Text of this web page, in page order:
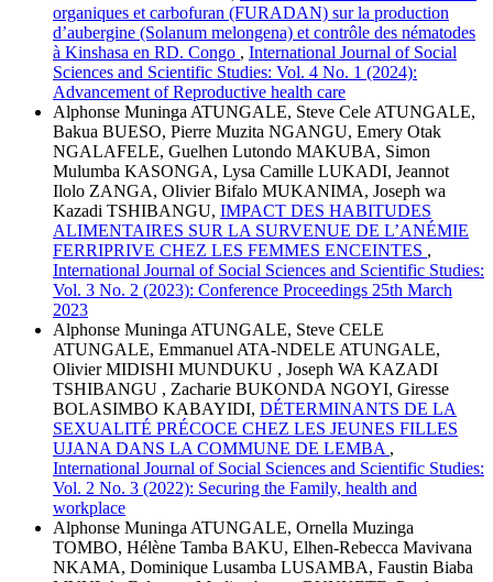
organiques et carbofuran (FURADAN) sur la production
d’aubergine (Solanum melongena) et contrôle des nématodes
à Kinshasa en RD. Congo , International Journal of Social
Sciences and Scientific Studies: Vol. 4 No. 1 (2024):
Advancement of Reproductive health care
Alphonse Muninga ATUNGALE, Steve Cele ATUNGALE,
Bakua BUESO, Pierre Muzita NGANGU, Emery Otak
NGALAFELE, Guelhen Lutondo MAKUBA, Simon
Mulumba KASONGA, Lysa Camille LUKADI, Jeannot
Ilolo ZANGA, Olivier Bifalo MUKANIMA, Joseph wa
Kazadi TSHIBANGU, IMPACT DES HABITUDES
ALIMENTAIRES SUR LA SURVENUE DE L’ANÉMIE
FERRIPRIVE CHEZ LES FEMMES ENCEINTES ,
International Journal of Social Sciences and Scientific Studies:
Vol. 3 No. 2 (2023): Conference Proceedings 25th March
2023
Alphonse Muninga ATUNGALE, Steve CELE
ATUNGALE, Emmanuel ATA-NDELE ATUNGALE,
Olivier MIDISHI MUNDUKU , Joseph WA KAZADI
TSHIBANGU , Zacharie BUKONDA NGOYI, Giresse
BOLASIMBO KABAYIDI, DÉTERMINANTS DE LA
SEXUALITÉ PRÉCOCE CHEZ LES JEUNES FILLES
UJANA DANS LA COMMUNE DE LEMBA ,
International Journal of Social Sciences and Scientific Studies:
Vol. 2 No. 3 (2022): Securing the Family, health and
workplace
Alphonse Muninga ATUNGALE, Ornella Muzinga
TOMBO, Hélène Tamba BAKU, Elhen-Rebecca Mavivana
NKAMA, Dominique Lusamba LUSAMBA, Faustin Biaba